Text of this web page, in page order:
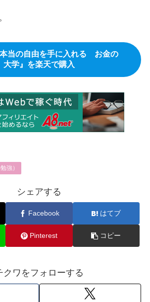
当の自由を手に入れる お金の
大学』を楽天で購入
強）
シェアする
Facebook はてブ
Pinterest コピー
クワをフォローする